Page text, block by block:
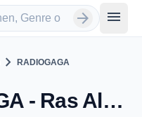
arrow_forward menu
chevron_right RADIOGAGA
RADIOGAGA - Ras Al Khaimah